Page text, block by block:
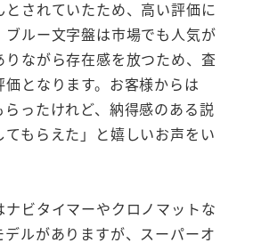
とされていたため、高い評価に
ブルー文字盤は市場でも人気が
りながら存在感を放つため、査
となります。お客様からは
らったけれど、納得感のある説
もらえた」と嬉しいお声をい
ナビタイマーやクロノマットな
デルがありますが、スーパーオ